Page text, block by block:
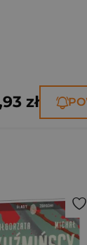
zł